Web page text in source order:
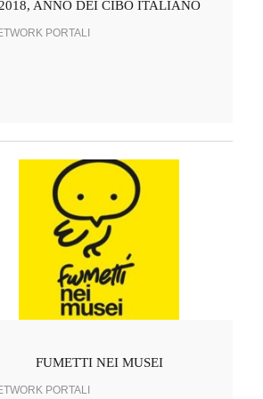
2018, ANNO DEI CIBO ITALIANO
PORTALI
FUMETTI NEI MUSEI
PORTALI